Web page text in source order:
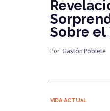
Sobre el
Por Gastón Poblete
VIDA ACTUAL